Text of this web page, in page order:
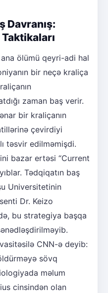
Davranış:
ölümü qeyri-adi hal
bir neçə kraliça
zaman baş verir.
bir kraliçanın
çevirdiyi
təsvir edilməmişdi.
bazar ertəsi “Current
Tədqiqatın baş
Universitetinin
Dr. Keizo
bu strategiya başqa
CNN-ə deyib:
sövq
məlum
cinsindən olan